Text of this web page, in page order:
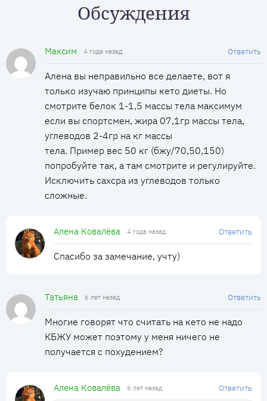
Обсуждения
Максим 4 года назад Ответить
Алена вы неправильно все делаете, вот я
только изучаю принципы кето диеты. Но
смотрите белок 1-1,5 массы тела максимум
если вы спортсмен, жира 07,1гр массы тела,
углеводов 2-4гр на кг массы
тела. Пример вес 50 кг (бжу/70,50,150)
попробуйте так, а там смотрите и регулируйте.
Исключить сахсра из углеводов только
сложные.
Алена Ковалёва 4 года назад Ответить
Спасибо за замечание, учту)
Татьяна 6 лет назад Ответить
Многие говорят что считать на кето не надо
КБЖУ может поэтому у меня ничего не
получается с похудением?
Алена Ковалёва 6 лет назад Ответить